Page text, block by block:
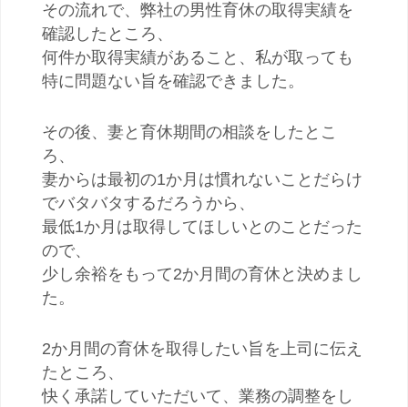
その流れで、弊社の男性育休の取得実績を
確認したところ、
何件か取得実績があること、私が取っても
特に問題ない旨を確認できました。
その後、妻と育休期間の相談をしたとこ
ろ、
妻からは最初の1か月は慣れないことだらけ
でバタバタするだろうから、
最低1か月は取得してほしいとのことだった
ので、
少し余裕をもって2か月間の育休と決めまし
た。
2か月間の育休を取得したい旨を上司に伝え
たところ、
快く承諾していただいて、業務の調整をし